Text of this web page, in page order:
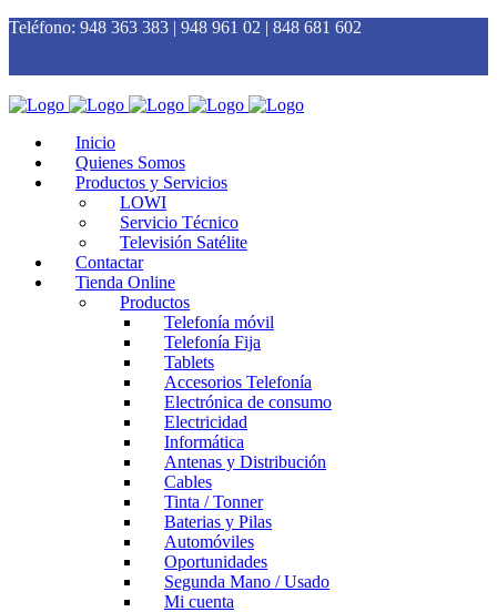
Teléfono: 948 363 383 | 948 961 02 | 848 681 602
Inicio
Quienes Somos
Productos y Servicios
LOWI
Servicio Técnico
Televisión Satélite
Contactar
Tienda Online
Productos
Telefonía móvil
Telefonía Fija
Tablets
Accesorios Telefonía
Electrónica de consumo
Electricidad
Informática
Antenas y Distribución
Cables
Tinta / Tonner
Baterias y Pilas
Automóviles
Oportunidades
Segunda Mano / Usado
Mi cuenta